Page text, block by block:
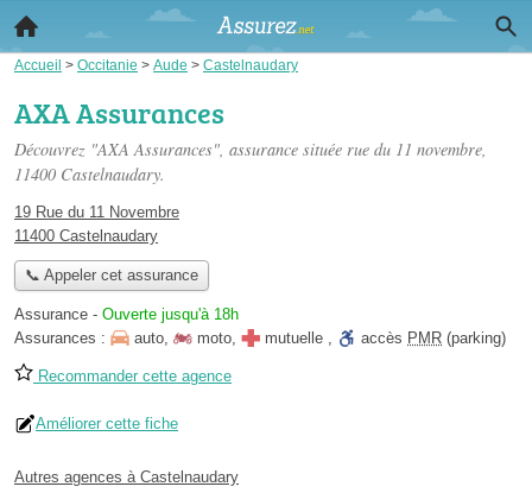
Accueil > Occitanie > Aude > Castelnaudary
AXA Assurances
Découvrez "AXA Assurances", assurance située rue du 11 novembre,
11400 Castelnaudary.
19 Rue du 11 Novembre
11400 Castelnaudary
📞 Appeler cet assurance
Assurance - Ouverte jusqu'à 18h
Assurances :
auto, moto, mutuelle , accès PMR (parking)
Recommander cette agence
Améliorer cette fiche
Autres agences à Castelnaudary